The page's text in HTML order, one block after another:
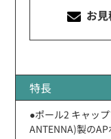
お
特長
●ポール2 キャッ
ANTENNA)製の